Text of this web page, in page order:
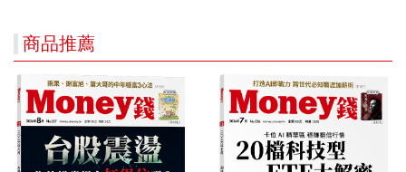
商品推薦